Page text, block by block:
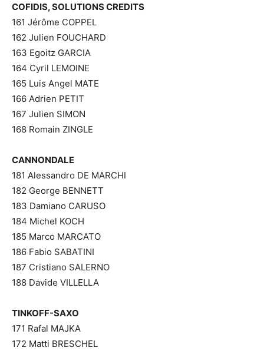
COFIDIS, SOLUTIONS CREDITS
161 Jérôme COPPEL
162 Julien FOUCHARD
163 Egoitz GARCIA
164 Cyril LEMOINE
165 Luis Angel MATE
166 Adrien PETIT
167 Julien SIMON
168 Romain ZINGLE
CANNONDALE
181 Alessandro DE MARCHI
182 George BENNETT
183 Damiano CARUSO
184 Michel KOCH
185 Marco MARCATO
186 Fabio SABATINI
187 Cristiano SALERNO
188 Davide VILLELLA
TINKOFF-SAXO
171 Rafal MAJKA
172 Matti BRESCHEL